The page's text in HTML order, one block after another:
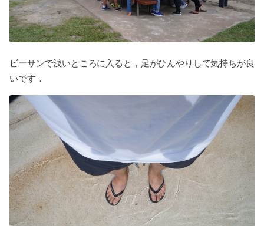
ビーサンで浅いところに入ると，足がひんやりして気持ちが良
いです．